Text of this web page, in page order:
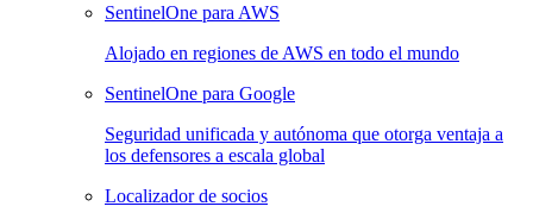
SentinelOne para AWS
Alojado en regiones de AWS en todo el mundo
SentinelOne para Google
Seguridad unificada y autónoma que otorga ventaja a
los defensores a escala global
Localizador de socios